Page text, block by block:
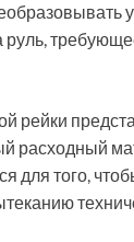
руль,
рейки
расходный
для того,